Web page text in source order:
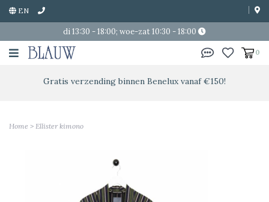
EN
di 13:30 - 18:00; woe-zat 10:30 - 18:00
0
Gratis verzending binnen Benelux vanaf €150!
Home > Ellister kimono